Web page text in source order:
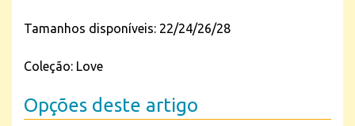
Tamanhos disponíveis: 22/24/26/28
Coleção: Love
Opções deste artigo